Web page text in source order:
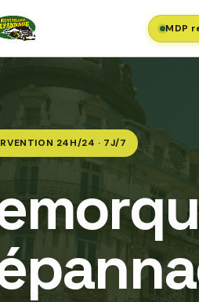
MDP
24H/24 · 7J/7